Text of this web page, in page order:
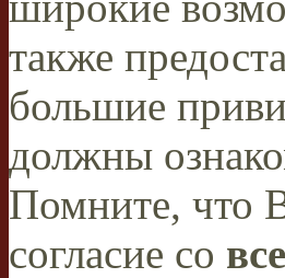
также
большие
должны
Помните, что
согласие со